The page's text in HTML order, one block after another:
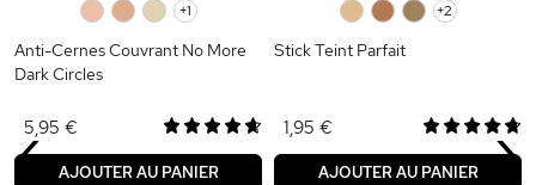
+1
Anti-Cernes Couvrant No More
Dark Circles
5,95 €
AJOUTER AU PANIER
+2
Stick Teint Parfait
1,95 €
AJOUTER AU PANIER
‹ ›